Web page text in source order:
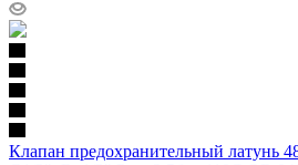
Клапан предохранительный латунь